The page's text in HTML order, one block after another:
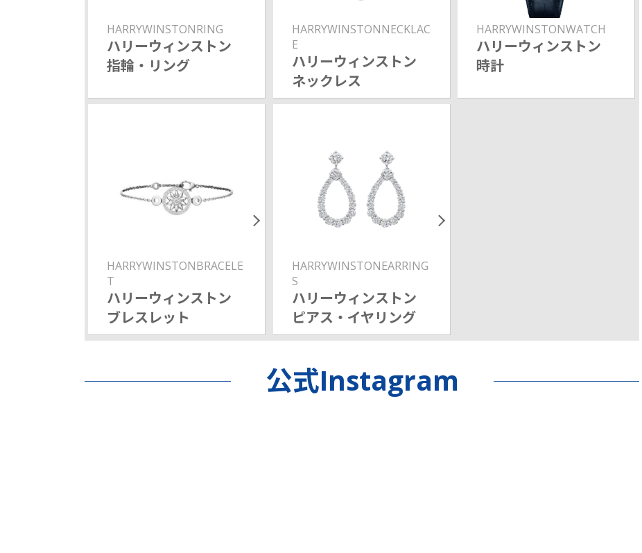
HARRYWINSTONRING
ハリーウィンストン
指輪・リング
HARRYWINSTONNECKLAC
E
ハリーウィンストン
ネックレス
HARRYWINSTONWATCH
ハリーウィンストン
時計
HARRYWINSTONBRACELE
T
ハリーウィンストン
ブレスレット
HARRYWINSTONEARRING
S
ハリーウィンストン
ピアス・イヤリング
公式Instagram